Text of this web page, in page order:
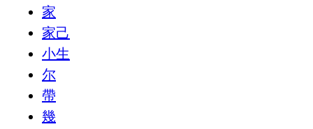
家
家己
小生
尔
帶
幾